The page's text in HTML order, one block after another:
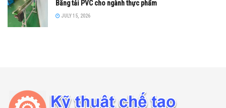
Băng tải PVC cho ngành thực phẩm
JULY 15, 2026